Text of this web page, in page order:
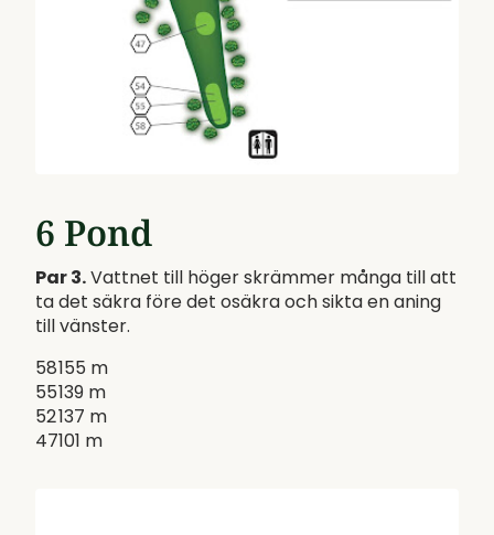
6 Pond
Par 3.Vattnet till höger skrämmer många till att
ta det säkra före det osäkra och sikta en aning
till vänster.
58155 m
55139 m
52137 m
47101 m